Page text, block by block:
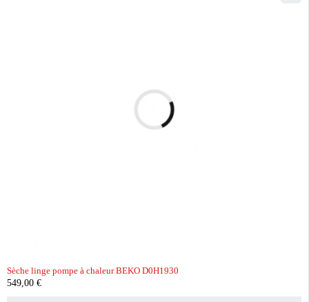
Sèche linge pompe à chaleur BEKO D0H1930
549,00 €